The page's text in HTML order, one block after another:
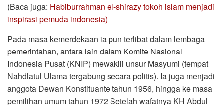
(Baca juga: Habiburrahman el-shirazy tokoh islam menjadi
inspirasi pemuda indonesia)
Pada masa kemerdekaan ia pun terlibat dalam lembaga
pemerintahan, antara lain dalam Komite Nasional
Indonesia Pusat (KNIP) mewakili unsur Masyumi (tempat
Nahdlatul Ulama tergabung secara politis). Ia juga menjadi
anggota Dewan Konstituante tahun 1956, hingga ke masa
pemilihan umum tahun 1972 Setelah wafatnya KH Abdul